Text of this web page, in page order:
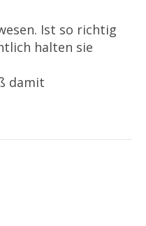
Ist so richtig
halten sie
damit